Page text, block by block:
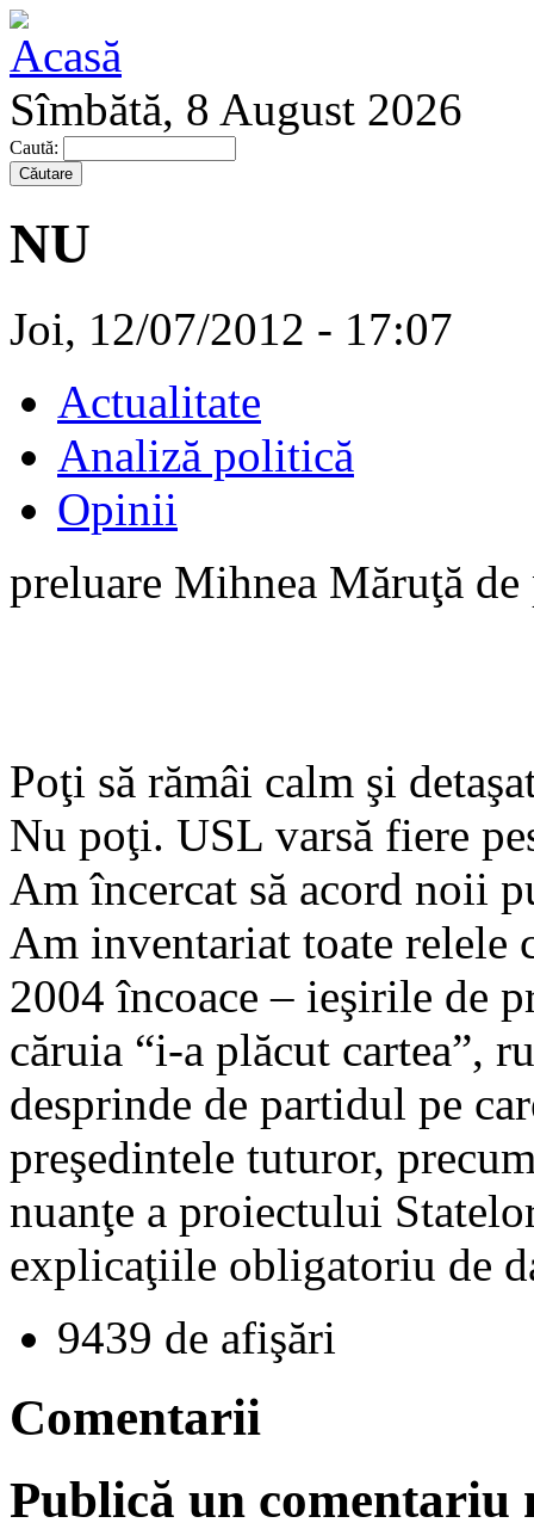
Sîmbătă, 8 August 2026
Caută:
NU
Joi, 12/07/2012 - 17:07
Actualitate
Analiză politică
Opinii
preluare Mihnea Măruţă
Poţi să rămâi calm şi
Nu poţi. USL varsă fiere
Am încercat să acord noii
Am inventariat toate relele
2004 încoace – ieşirile de
căruia “i-a plăcut cartea”,
desprinde de partidul pe
preşedintele tuturor,
nuanţe a proiectului
explicaţiile obligatoriu de
9439 de afişări
Comentarii
Publică un comentariu